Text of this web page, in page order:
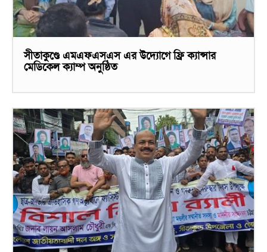
সীতাকুণ্ডে এমএফএসএস এর উদ্যোগে ফ্রি ক্যান্সার
মেডিকেল ক্যাম্প অনুষ্ঠিত